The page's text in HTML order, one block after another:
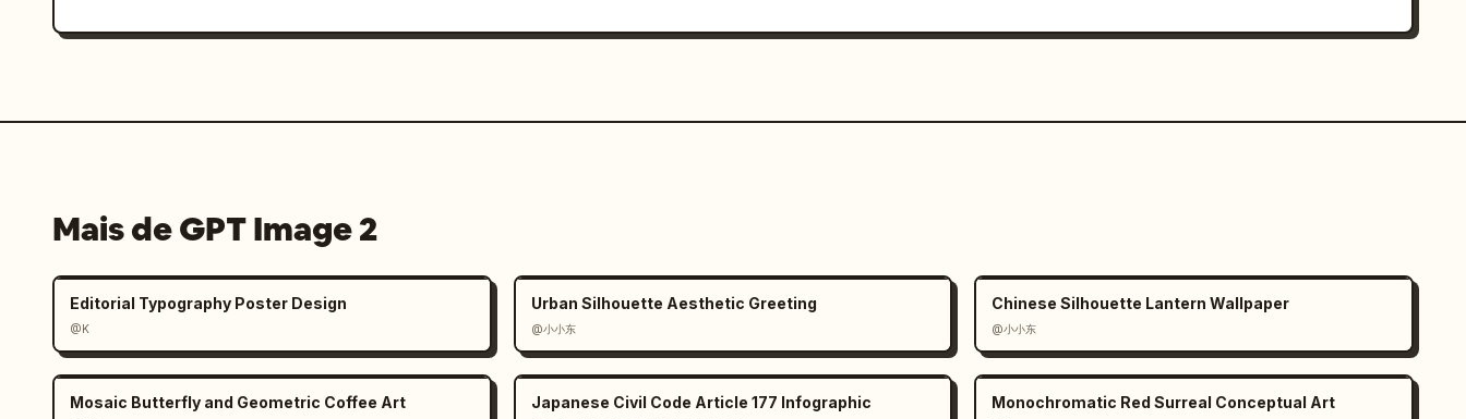
Mais de GPT Image 2
Editorial Typography Poster Design
@K
Urban Silhouette Aesthetic Greeting
@小小东
Chinese Silhouette Lantern Wallpaper
@小小东
Mosaic Butterfly and Geometric Coffee Art Japanese Civil Code Article 177 Infographic Monochromatic Red Surreal Conceptual Art